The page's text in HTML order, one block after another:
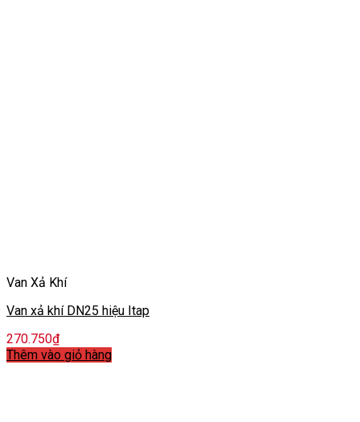
Van Xả Khí
Van xả khí DN25 hiệu Itap
270.750₫
Thêm vào giỏ hàng